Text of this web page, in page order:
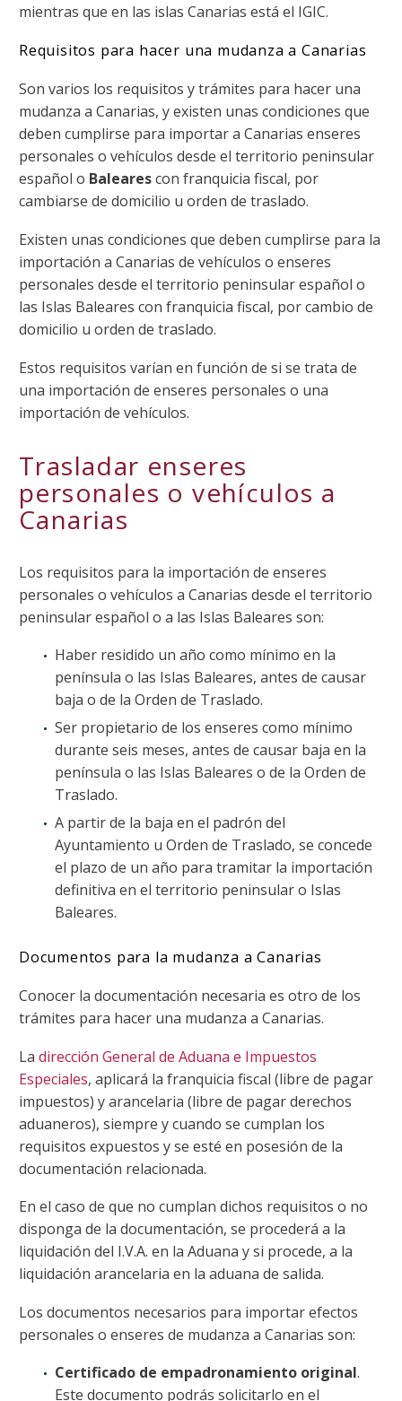
mientras que en las islas Canarias está el IGIC.
Requisitos para hacer una mudanza a Canarias
Son varios los requisitos y trámites para hacer una
mudanza a Canarias, y existen unas condiciones que
deben cumplirse para importar a Canarias enseres
personales o vehículos desde el territorio peninsular
español o Balearescon franquicia fiscal, por
cambiarse de domicilio u orden de traslado.
Existen unas condiciones que deben cumplirse para la
importación a Canarias de vehículos o enseres
personales desde el territorio peninsular español o
las Islas Baleares con franquicia fiscal, por cambio de
domicilio u orden de traslado.
Estos requisitos varían en función de si se trata de
una importación de enseres personales o una
importación de vehículos.
Trasladar enseres
personales o vehículos a
Canarias
Los requisitos para la importación de enseres
personales o vehículos a Canarias desde el territorio
peninsular español o a las Islas Baleares son:
Haber residido un año como mínimo en la
península o las Islas Baleares, antes de causar
baja o de la Orden de Traslado.
Ser propietario de los enseres como mínimo
durante seis meses, antes de causar baja en la
península o las Islas Baleares o de la Orden de
Traslado.
A partir de la baja en el padrón del
Ayuntamiento u Orden de Traslado, se concede
el plazo de un año para tramitar la importación
definitiva en el territorio peninsular o Islas
Baleares.
Documentos para la mudanza a Canarias
Conocer la documentación necesaria es otro de los
trámites para hacer una mudanza a Canarias.
La dirección General de Aduana e Impuestos
Especiales, aplicará la franquicia fiscal (libre de pagar
impuestos) y arancelaria (libre de pagar derechos
aduaneros), siempre y cuando se cumplan los
requisitos expuestos y se esté en posesión de la
documentación relacionada.
En el caso de que no cumplan dichos requisitos o no
disponga de la documentación, se procederá a la
liquidación del I.V.A. en la Aduana y si procede, a la
liquidación arancelaria en la aduana de salida.
Los documentos necesarios para importar efectos
personales o enseres de mudanza a Canarias son:
Certificado de empadronamiento original.
Este documento podrás solicitarlo en el